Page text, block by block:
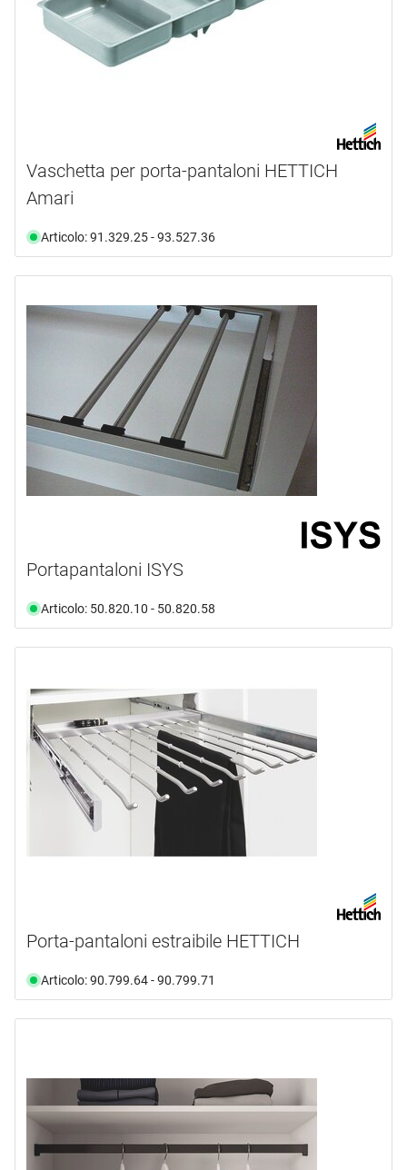
Vaschetta per porta-pantaloni HETTICH
Amari
Articolo: 91.329.25 - 93.527.36
Portapantaloni ISYS
Articolo: 50.820.10 - 50.820.58
Porta-pantaloni estraibile HETTICH
Articolo: 90.799.64 - 90.799.71